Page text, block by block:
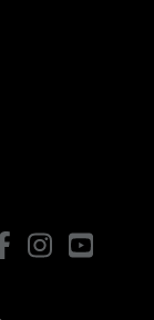
FacebookInstagram